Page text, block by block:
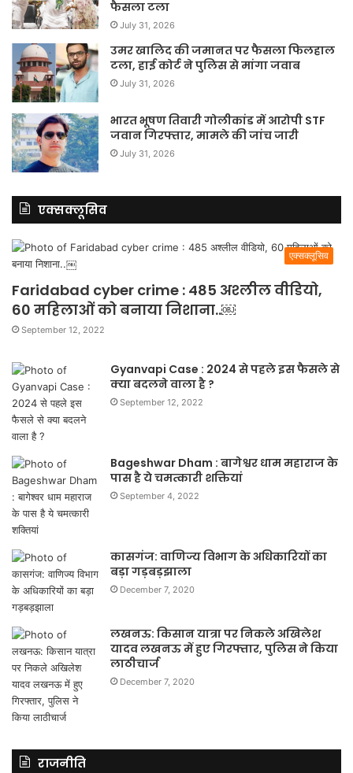
फैसला टला
July 31, 2026
उमर खालिद की जमानत पर फैसला फिलहाल
टला, हाई कोर्ट ने पुलिस से मांगा जवाब
July 31, 2026
भारत भूषण तिवारी गोलीकांड में आरोपी STF
जवान गिरफ्तार, मामले की जांच जारी
July 31, 2026
एक्सक्लूसिव
एक्सक्लूसिव
Faridabad cyber crime : 485 अश्लील वीडियो,
60 महिलाओं को बनाया निशाना..￼
September 12, 2022
Gyanvapi Case : 2024 से पहले इस फैसले से
क्या बदलने वाला है ?
September 12, 2022
Bageshwar Dham : बागेश्वर धाम महाराज के
पास है ये चमत्कारी शक्तियां
September 4, 2022
कासगंज: वाणिज्य विभाग के अधिकारियों का
बड़ा गड़बड़झाला
December 7, 2020
लखनऊ: किसान यात्रा पर निकले अखिलेश
यादव लखनऊ में हुए गिरफ्तार, पुलिस ने किया
लाठीचार्ज
December 7, 2020
राजनीति